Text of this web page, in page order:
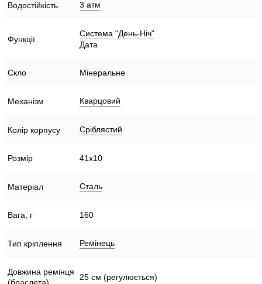
Водостійкість 3 атм
Функції
Система "День-Ніч"
Дата
Скло Мінеральне
Механізм Кварцовий
Колір корпусу Сріблястий
Розмір 41х10
Матеріал Сталь
Вага, г 160
Тип кріплення Ремінець
Довжина ремінця
25 см (регулюється)